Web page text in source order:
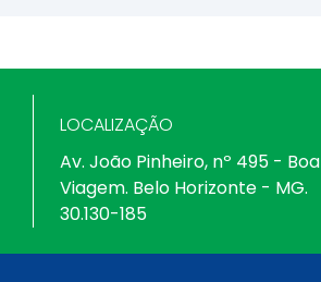
LOCALIZAÇÃO
Av. João Pinheiro, nº 495 - Boa
Viagem. Belo Horizonte - MG.
30.130-185